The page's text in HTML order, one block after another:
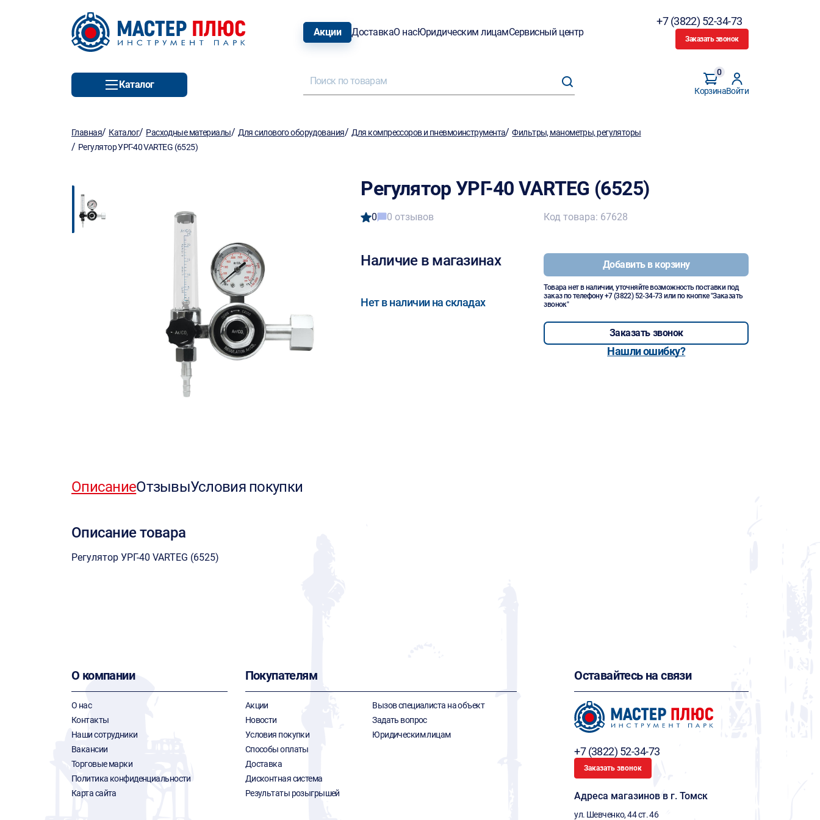
Акции ДоставкаО насЮридическим лицамСервисный центр
+7 (3822) 52-34-73
Заказать звонок
Каталог
Корзина
0
Войти
Главная/ Каталог/ Расходные материалы/ Для силового оборудования/ Для компрессоров и пневмоинструмента/Фильтры, манометры, регуляторы
/ Регулятор УРГ-40 VARTEG (6525)
Регулятор УРГ-40 VARTEG (6525)
0 0 отзывов
Наличие в магазинах
Нет в наличии на складах
Код товара: 67628
Добавить в корзину
Товара нет в наличии, уточняйте возможность поставки под
заказ по телефону+7 (3822) 52-34-73 или по кнопке "Заказать
звонок"
Заказать звонок
Нашли ошибку?
ОписаниеОтзывыУсловия покупки
Описание товара
Регулятор УРГ-40 VARTEG (6525)
О компании
О нас
Контакты
Наши сотрудники
Вакансии
Торговые марки
Политика конфиденциальности
Карта сайта
Покупателям
Акции
Новости
Условия покупки
Способы оплаты
Доставка
Дисконтная система
Результаты розыгрышей
Вызов специалиста на объект
Задать вопрос
Юридическим лицам
Оставайтесь на связи
+7 (3822) 52-34-73
Заказать звонок
Адреса магазинов в г. Томск
ул. Шевченко, 44 ст. 46